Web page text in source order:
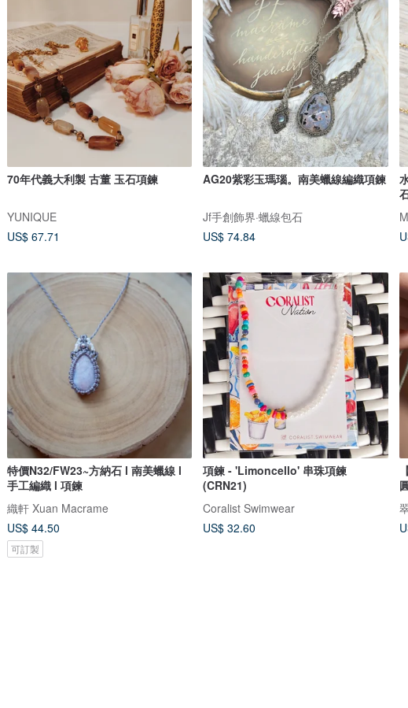
70年代義大利製 古董 玉石項鍊
YUNIQUE
US$ 67.71
AG20紫彩玉瑪瑙。南美蠟線編織項鍊
Jf手創飾界·蠟線包石
US$ 74.84
特價N32/FW23~方納石 l 南美蠟線 l
手工編織 l 項鍊
織軒 Xuan Macrame
US$ 44.50
可訂製
項鍊 - 'Limoncello' 串珠項鍊
(CRN21)
Coralist Swimwear
US$ 32.60